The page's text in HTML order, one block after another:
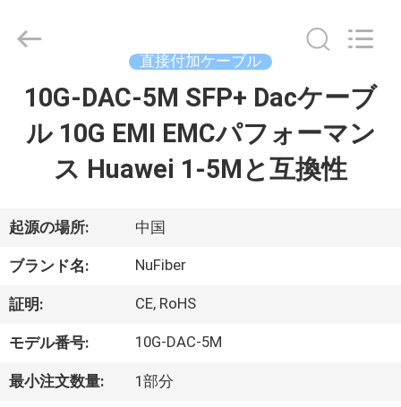
ダ
ク
ト
私
Digital
Technology
Reserved.
Developed
直接付加ケーブル
10G-DAC-5M SFP+ Dacケーブ
ル 10G EMI EMCパフォーマン
ス Huawei 1-5Mと互換性
起源の場所: 中国
ブランド名: NuFiber
証明: CE, RoHS
モデル番号: 10G-DAC-5M
最小注文数量: 1部分